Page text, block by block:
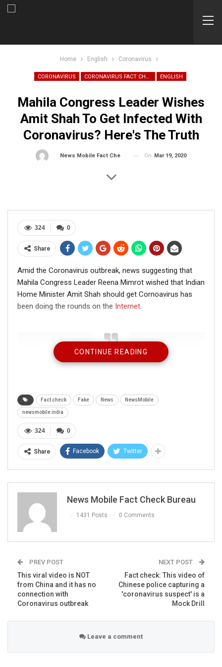
Home English Coronavirus
CORONAVIRUS CORONAVIRUS FACT CHECK ENGLISH
Mahila Congress Leader Wishes
Amit Shah To Get Infected With
Coronavirus? Here's The Truth
News Mobile Fact Check Bureau On Mar 19, 2020
0
324
Share
Amid the Coronavirus outbreak, news suggesting that
Mahila Congress Leader Reena Mimrot wished that Indian
Home Minister Amit Shah should get Cornoavirus has
been doing the rounds on the Internet.
This is the truth and reality behind the news
हैं अश्लील टिप्पणी
The news is based on a
that Reena Mimrot posted
on her account.
CONTINUE READING
Fact check Fake News NewsMobile
newsmobile india
0
324
Share Facebook Twitter
News Mobile Fact Check Bureau
1431 Posts 0 Comments
PREV POST
This viral video is NOT
from China and it has no
connection with
Coronavirus outbreak
NEXT POST
Fact check: This video of
Chinese police capturing a
'coronavirus suspect' is a
Mock Drill
Leave a comment